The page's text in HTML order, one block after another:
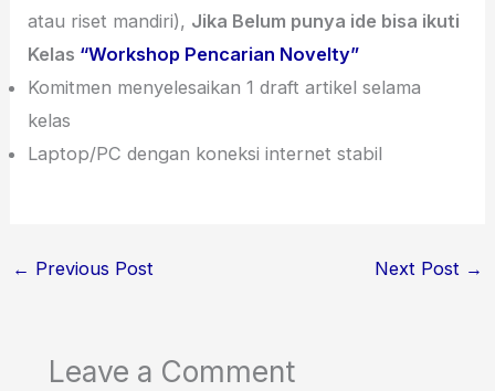
atau riset mandiri), Jika Belum punya ide bisa ikuti
Kelas “Workshop Pencarian Novelty”
Komitmen menyelesaikan 1 draft artikel selama
kelas
Laptop/PC dengan koneksi internet stabil
← Previous Post Next Post →
Leave a Comment